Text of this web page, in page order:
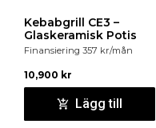
Kebabgrill CE3 –
Glaskeramisk Potis
Finansiering 357 kr/mån
10,900 kr
Lägg till